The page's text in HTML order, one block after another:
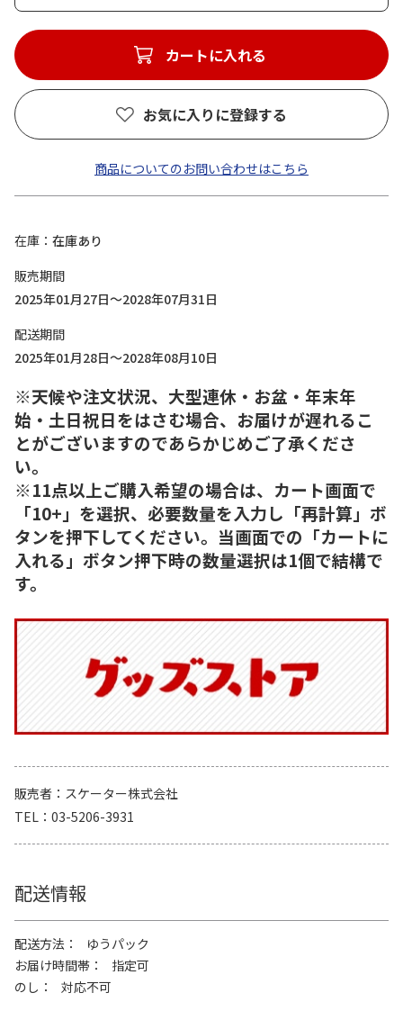
カートに入れる
お気に入りに登録する
商品についてのお問い合わせはこちら
在庫
在庫あり
販売期間
2025年01月27日～2028年07月31日
配送期間
2025年01月28日～2028年08月10日
※天候や注文状況、大型連休・お盆・年末年
始・土日祝日をはさむ場合、お届けが遅れるこ
とがございますのであらかじめご了承くださ
い。
※11点以上ご購入希望の場合は、カート画面で
「10+」を選択、必要数量を入力し「再計算」ボ
タンを押下してください。当画面での「カートに
入れる」ボタン押下時の数量選択は1個で結構で
す。
販売者
スケーター株式会社
TEL
03-5206-3931
配送情報
配送方法
ゆうパック
お届け時間帯
指定可
のし
対応不可